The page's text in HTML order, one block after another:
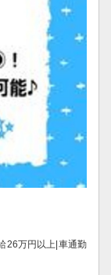
26万円以上|車通勤